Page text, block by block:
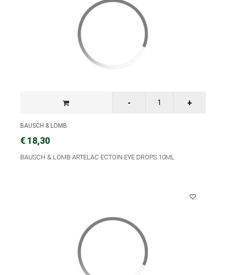
BAUSCH & LOMB
€ 18,30
BAUSCH & LOMB ARTELAC ECTOIN EYE DROPS 10ML